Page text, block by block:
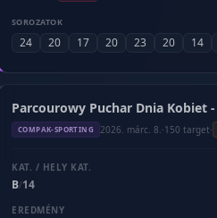
SOROZATOK
24 20 17 20 23 20 14
Parcourowy Puchar Dnia Kobiet
COMPAK-SPORTING 2026. márc. 8. ·150 target·
KAT. / HELY KAT.
B/14
EREDMÉNY